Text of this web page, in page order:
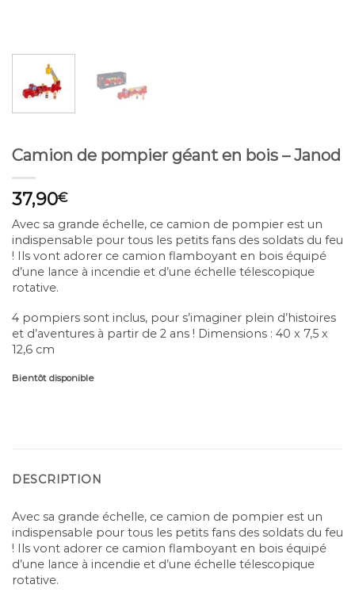
Camion de pompier géant en bois – Janod
37,90€
Avec sa grande échelle, ce camion de pompier est un
indispensable pour tous les petits fans des soldats du feu
! Ils vont adorer ce camion flamboyant en bois équipé
d’une lance à incendie et d’une échelle télescopique
rotative.
4 pompiers sont inclus, pour s’imaginer plein d’histoires
et d’aventures à partir de 2 ans ! Dimensions : 40 x 7,5 x
12,6 cm
Bientôt disponible
DESCRIPTION
Avec sa grande échelle, ce camion de pompier est un
indispensable pour tous les petits fans des soldats du feu
! Ils vont adorer ce camion flamboyant en bois équipé
d’une lance à incendie et d’une échelle télescopique
rotative.